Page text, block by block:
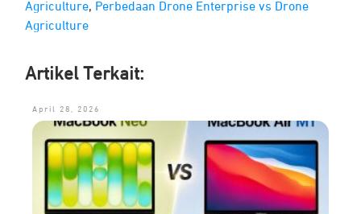
Agriculture, Perbedaan Drone Enterprise vs Drone
Agriculture
Artikel Terkait:
April 28, 2026